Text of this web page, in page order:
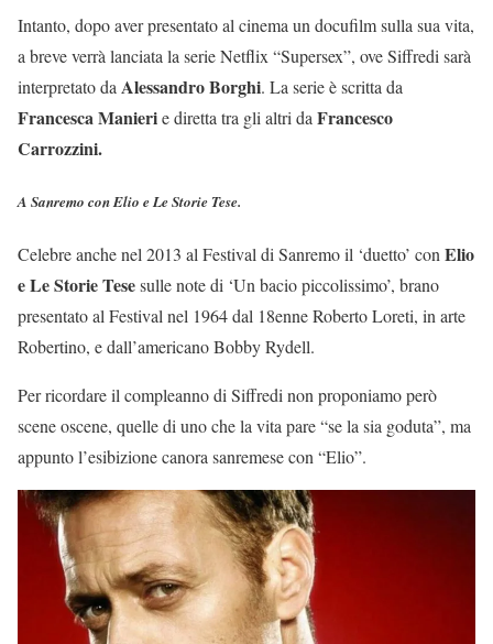
Intanto, dopo aver presentato al cinema un docufilm sulla sua vita,
a breve verrà lanciata la serie Netflix “Supersex”, ove Siffredi sarà
interpretato daAlessandro Borghi. La serie è scritta da
Francesca Manierie diretta tra gli altri daFrancesco
Carrozzini.
A Sanremo con Elio e Le Storie Tese.
Celebre anche nel 2013 al Festival di Sanremo il ‘duetto’ con Elio
e Le Storie Tesesulle note di ‘Un bacio piccolissimo’, brano
presentato al Festival nel 1964 dal 18enne Roberto Loreti, in arte
Robertino, e dall’americano Bobby Rydell.
Per ricordare il compleanno di Siffredi non proponiamo però
scene oscene, quelle di uno che la vita pare “se la sia goduta”, ma
appunto l’esibizione canora sanremese con “Elio”.